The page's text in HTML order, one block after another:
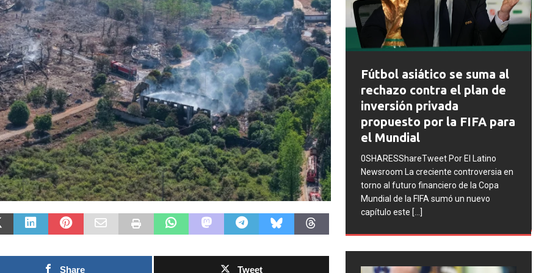
Share Tweet
Las Islas Malvinas y el
deporte: una historia de
identidad, memoria y
pasión nacional
0SHARESShareTweet Por El Latino
Newsroom El deporte ha sido, a lo largo
de la historia, mucho más que una
competencia entre equipos o atletas. En
[...]
Fútbol asiático se suma al
rechazo contra el plan de
inversión privada
propuesto por la FIFA para
el Mundial
0SHARESShareTweet Por El Latino
Newsroom La creciente controversia en
torno al futuro financiero de la Copa
Mundial de la FIFA sumó un nuevo
capítulo este[...]
FIFA abre expedientes
disciplinarios contra
Argentina tras los
incidentes en la final del
Mundial 2026
0SHARESShareTweet Por El Latino
Newsroom La FIFA inició una serie de
procesos disciplinarios contra la
Asociación del Fútbol Argentino (AFA),
cuatro integrantes de la selección